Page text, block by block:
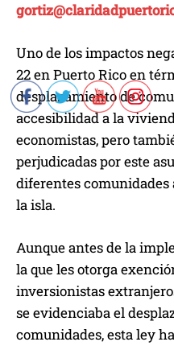
Uno de los impactos
22 en Puerto Rico en
desplazamiento de
accesibilidad a la
economistas, pero
perjudicadas por este
diferentes comunidades
la isla.
Aunque antes de la
la que les otorga
inversionistas
se evidenciaba el
comunidades, esta ley